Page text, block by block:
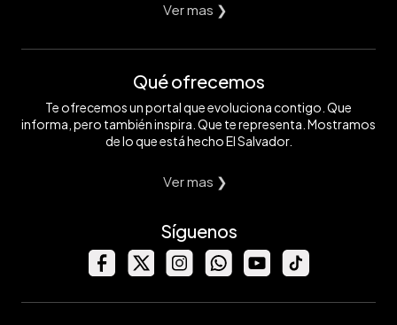
Ver mas ❯
Qué ofrecemos
Te ofrecemos un portal que evoluciona contigo. Que
informa, pero también inspira. Que te representa. Mostramos
de lo que está hecho El Salvador.
Ver mas ❯
Síguenos